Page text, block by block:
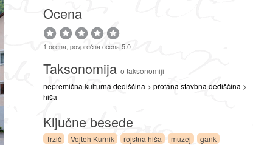
Ocena
1 ocena, povprečna ocena 5.0
Taksonomijao taksonomiji
nepremična kulturna dediščina >profana stavbna dediščina >
hiša
Ključne besede
Tržič Vojteh Kurnik rojstna hiša muzej
gank